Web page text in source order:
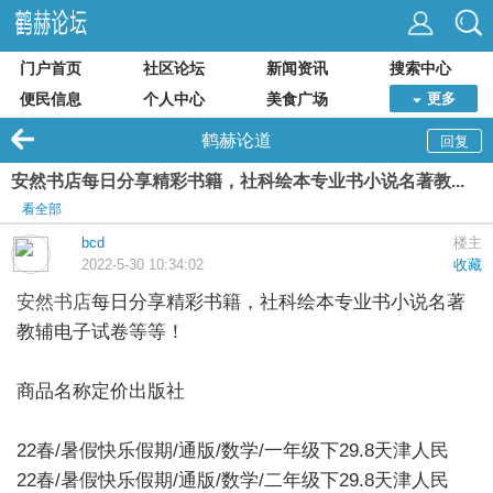
门户首页 社区论坛 新闻资讯
搜索中心
便民信息
个人中心 美食广场 更多
回复
鹤赫论道
安然书店每日分享精彩书籍，社科绘本专业书小说名著教...
看全部
楼主
bcd
收藏
2022-5-30 10:34:02
安然书店每日分享精彩书籍，社科绘本专业书小说名著
教辅电子试卷等等！
商品名称定价出版社
22春/暑假快乐假期/通版/数学/一年级下29.8天津人民
22春/暑假快乐假期/通版/数学/二年级下29.8天津人民